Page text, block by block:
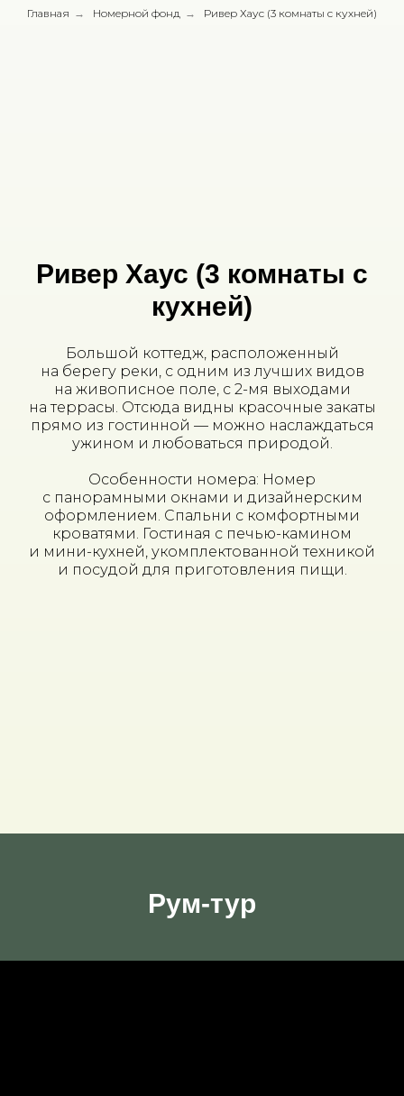
Главная → Номерной фонд → Ривер Хаус (3 комнаты с кухней)
Ривер Хаус (3 комнаты с
кухней)
Большой коттедж, расположенный
на берегу реки, с одним из лучших видов
на живописное поле, с 2-мя выходами
на террасы. Отсюда видны красочные закаты
прямо из гостинной — можно наслаждаться
ужином и любоваться природой.
Особенности номера: Номер
с панорамными окнами и дизайнерским
оформлением. Спальни с комфортными
кроватями. Гостиная с печью-камином
и мини-кухней, укомплектованной техникой
и посудой для приготовления пищи.
Рум-тур